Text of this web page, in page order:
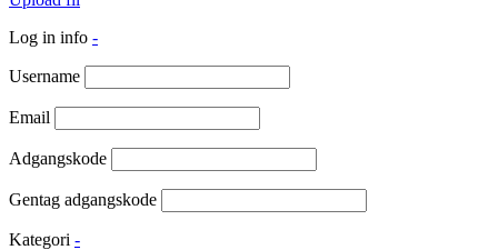
Log in info -
Username
Email
Adgangskode
Gentag adgangskode
Kategori -